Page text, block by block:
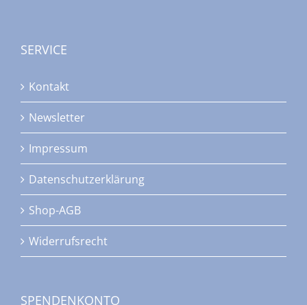
SERVICE
Kontakt
Newsletter
Impressum
Datenschutzerklärung
Shop-AGB
Widerrufsrecht
SPENDENKONTO